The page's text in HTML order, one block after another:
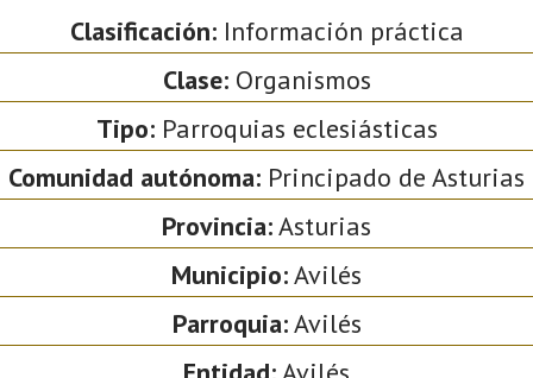
Clasificación:Información práctica
Clase:Organismos
Tipo:Parroquias eclesiásticas
Comunidad autónoma: Principado de Asturias
Provincia:Asturias
Municipio:Avilés
Parroquia:Avilés